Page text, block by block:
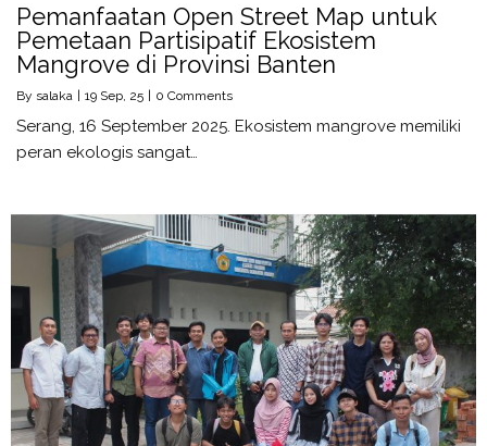
Pemanfaatan Open Street Map untuk
Pemetaan Partisipatif Ekosistem
Mangrove di Provinsi Banten
By salaka | 19 Sep, 25 | 0 Comments
Serang, 16 September 2025. Ekosistem mangrove memiliki
peran ekologis sangat…